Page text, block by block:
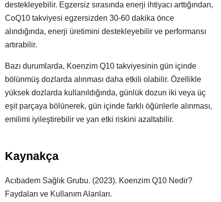
destekleyebilir. Egzersiz sırasında enerji ihtiyacı arttığından,
CoQ10 takviyesi egzersizden 30-60 dakika önce
alındığında, enerji üretimini destekleyebilir ve performansı
artırabilir.
Bazı durumlarda, Koenzim Q10 takviyesinin gün içinde
bölünmüş dozlarda alınması daha etkili olabilir. Özellikle
yüksek dozlarda kullanıldığında, günlük dozun iki veya üç
eşit parçaya bölünerek, gün içinde farklı öğünlerle alınması,
emilimi iyileştirebilir ve yan etki riskini azaltabilir.
Kaynakça
Acıbadem Sağlık Grubu. (2023). Koenzim Q10 Nedir?
Faydaları ve Kullanım Alanları.